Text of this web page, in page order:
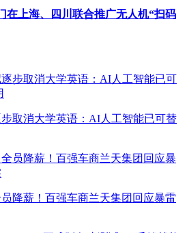
在上海、四川联合推广无人机“扫码
取消大学英语：AI人工智能已可替
降薪！百强车商兰天集团回应暴雷